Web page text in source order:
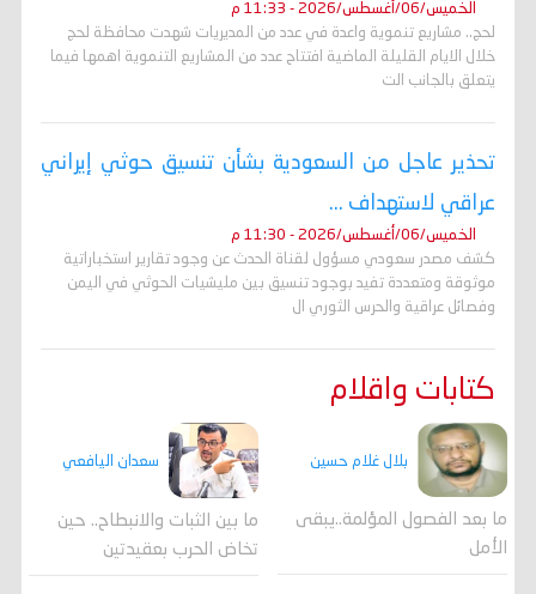
الخميس/06/أغسطس/2026 - 11:33 م
لحج.. مشاريع تنموية واعدة في عدد من المديريات شهدت محافظة لحج
خلال الايام القليلة الماضية افتتاح عدد من المشاريع التنموية اهمها فيما
يتعلق بالجانب الت
تحذير عاجل من السعودية بشأن تنسيق حوثي إيراني
عراقي لاستهداف ...
الخميس/06/أغسطس/2026 - 11:30 م
كشف مصدر سعودي مسؤول لقناة الحدث عن وجود تقارير استخباراتية
موثوقة ومتعددة تفيد بوجود تنسيق بين مليشيات الحوثي في اليمن
وفصائل عراقية والحرس الثوري ال
كتابات واقلام
بلال غلام حسين
ما بعد الفصول المؤلمة..يبقى
الأمل
سعدان اليافعي
ما بين الثبات والانبطاح.. حين
تخاض الحرب بعقيدتين